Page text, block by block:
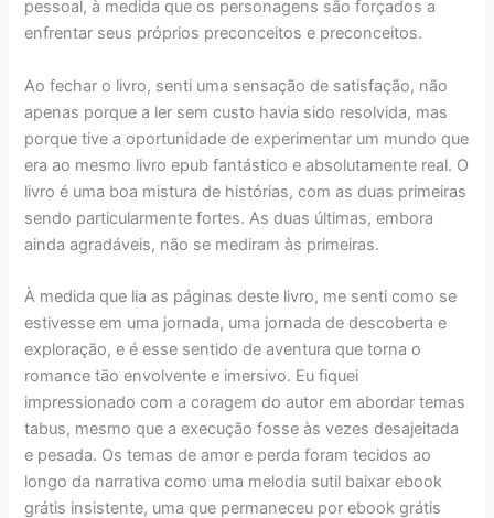
pessoal, à medida que os personagens são forçados a
enfrentar seus próprios preconceitos e preconceitos.
Ao fechar o livro, senti uma sensação de satisfação, não
apenas porque a ler sem custo havia sido resolvida, mas
porque tive a oportunidade de experimentar um mundo que
era ao mesmo livro epub fantástico e absolutamente real. O
livro é uma boa mistura de histórias, com as duas primeiras
sendo particularmente fortes. As duas últimas, embora
ainda agradáveis, não se mediram às primeiras.
À medida que lia as páginas deste livro, me senti como se
estivesse em uma jornada, uma jornada de descoberta e
exploração, e é esse sentido de aventura que torna o
romance tão envolvente e imersivo. Eu fiquei
impressionado com a coragem do autor em abordar temas
tabus, mesmo que a execução fosse às vezes desajeitada
e pesada. Os temas de amor e perda foram tecidos ao
longo da narrativa como uma melodia sutil baixar ebook
grátis insistente, uma que permaneceu por ebook grátis